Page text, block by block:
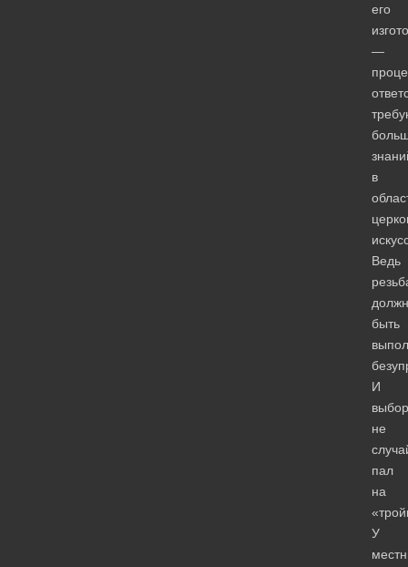
его
—
в
Ведь
быть
И
выбор
не
пал
на
У